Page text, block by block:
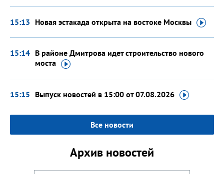
15:13 Новая эстакада открыта на востоке Москвы
15:14 В районе Дмитрова идет строительство нового
моста
15:15 Выпуск новостей в 15:00 от 07.08.2026
Все новости
Архив новостей